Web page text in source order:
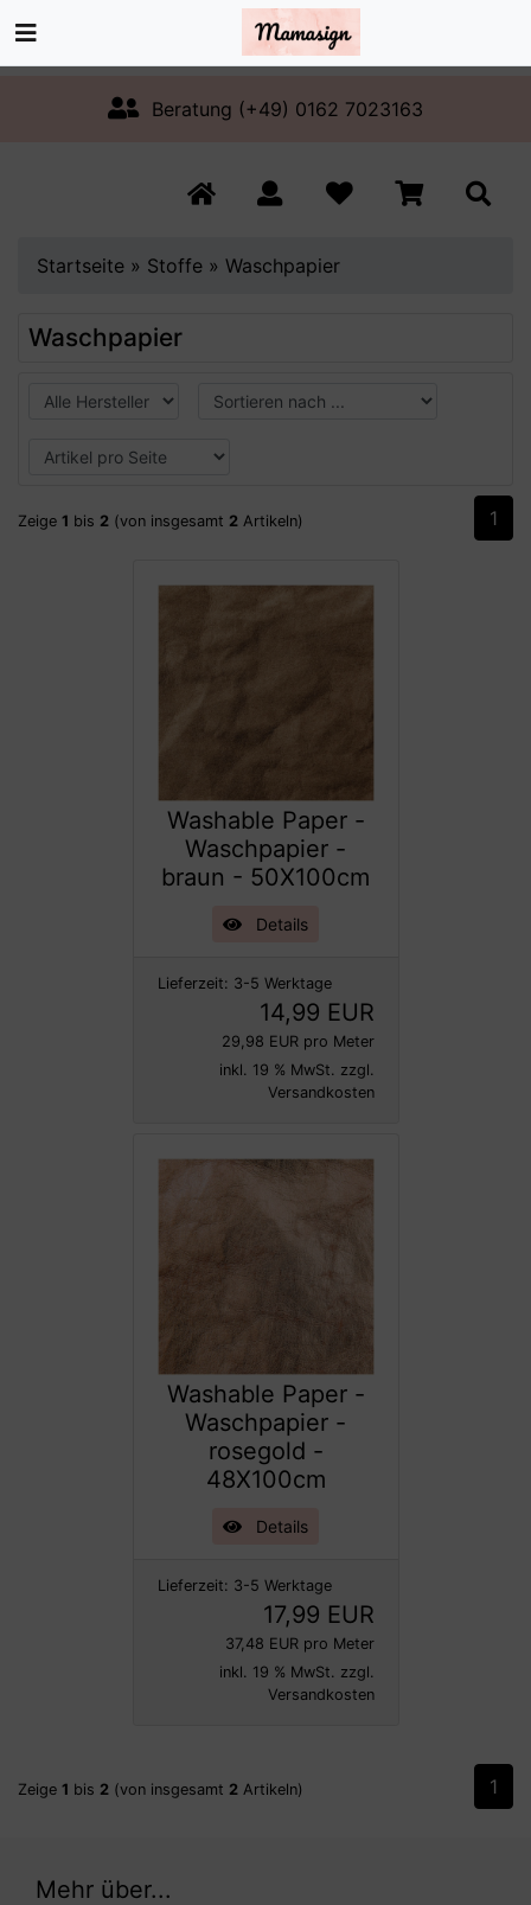
Beratung (+49) 0162 7023163
Startseite » Stoffe » Waschpapier
Waschpapier
Zeige 1 bis 2 (von insgesamt 2 Artikeln) 1
Washable Paper -
Waschpapier -
braun - 50X100cm
Details
Lieferzeit: 3-5 Werktage
14,99 EUR
29,98 EUR pro Meter
inkl. 19 % MwSt. zzgl.
Versandkosten
Washable Paper -
Waschpapier -
rosegold -
48X100cm
Details
Lieferzeit: 3-5 Werktage
17,99 EUR
37,48 EUR pro Meter
inkl. 19 % MwSt. zzgl.
Versandkosten
Zeige 1 bis 2 (von insgesamt 2 Artikeln) 1
Mehr über...